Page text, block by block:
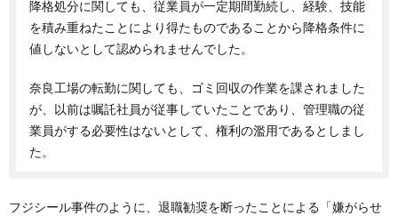
降格処分に関しても、従業員が一定期間勤続し、経験、技能
を積み重ねたことにより得たものであることから降格条件に
値しないとして認められませんでした。
奈良工場の転勤に関しても、ゴミ回収の作業を課されました
が、以前は嘱託社員が従事していたことであり、管理職の従
業員がする必要性はないとして、権利の濫用であるとしまし
た。
フジシール事件のように、退職勧奨を断ったことによる「嫌がらせ